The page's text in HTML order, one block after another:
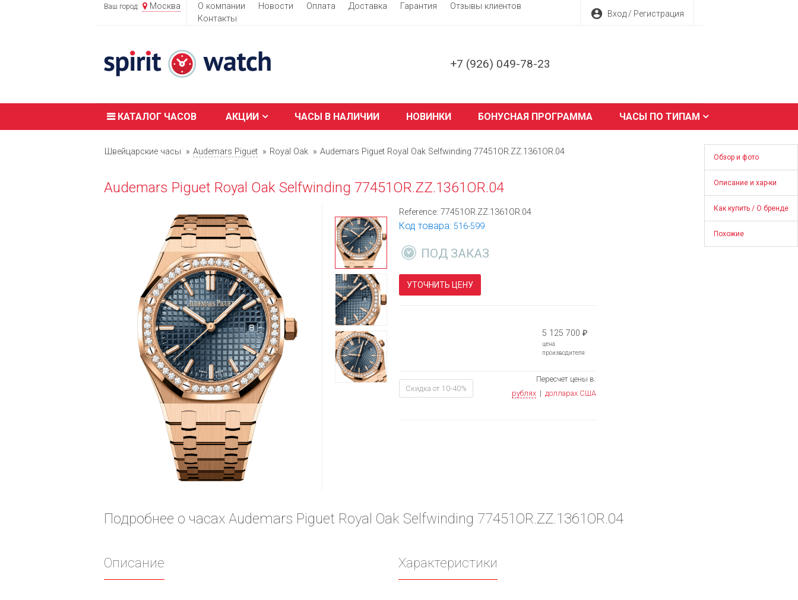
Ваш город: Москва О компании Новости Оплата Доставка Гарантия
Отзывы клиентов
Контакты
account_circle Вход / Регистрация
+7 (926) 049-78-23
КАТАЛОГ ЧАСОВ АКЦИИ ЧАСЫ В НАЛИЧИИ НОВИНКИ БОНУСНАЯ ПРОГРАММА ЧАСЫ ПО ТИПАМ
Обзор и фото
Описание и хар-ки
Как купить / О бренде
Похожие
Швейцарские часы Audemars Piguet Royal Oak Audemars Piguet Royal Oak Selfwinding 77451OR.ZZ.1361OR.04
Audemars Piguet Royal Oak Selfwinding 77451OR.ZZ.1361OR.04
Reference: 77451OR.ZZ.1361OR.04
Код товара: 516-599
ПОД ЗАКАЗ
УТОЧНИТЬ ЦЕНУ
5 125 700₽
цена
производителя
Скидка от 10-40%
Пересчет цены в:
рублях | долларах США
Подробнее о часах Audemars Piguet Royal Oak Selfwinding 77451OR.ZZ.1361OR.04
Описание Характеристики